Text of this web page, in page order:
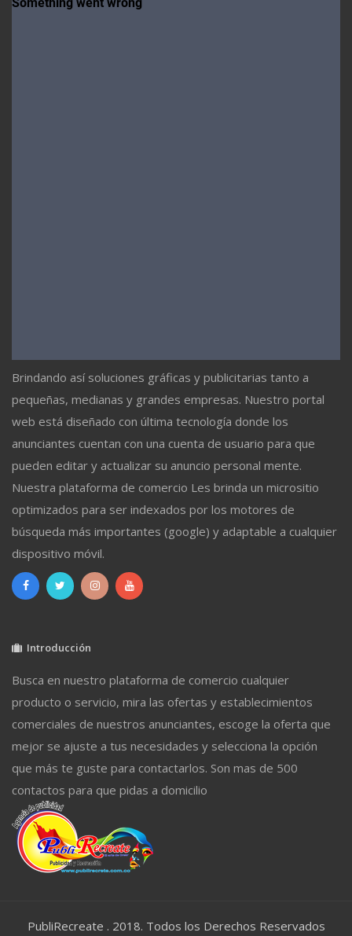
Brindando así soluciones gráficas y publicitarias tanto a
pequeñas, medianas y grandes empresas. Nuestro portal
web está diseñado con última tecnología donde los
anunciantes cuentan con una cuenta de usuario para que
pueden editar y actualizar su anuncio personal mente.
Nuestra plataforma de comercio Les brinda un micrositio
optimizados para ser indexados por los motores de
búsqueda más importantes (google) y adaptable a cualquier
dispositivo móvil.
Introducción
Busca en nuestro plataforma de comercio cualquier
producto o servicio, mira las ofertas y establecimientos
comerciales de nuestros anunciantes, escoge la oferta que
mejor se ajuste a tus necesidades y selecciona la opción
que más te guste para contactarlos. Son mas de 500
contactos para que pidas a domicilio
PubliRecreate . 2018. Todos los Derechos Reservados